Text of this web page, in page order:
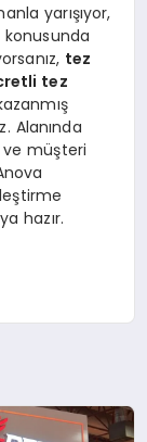
yarışıyor,
tez
tez
Alanında
ve müşteri
hazır.